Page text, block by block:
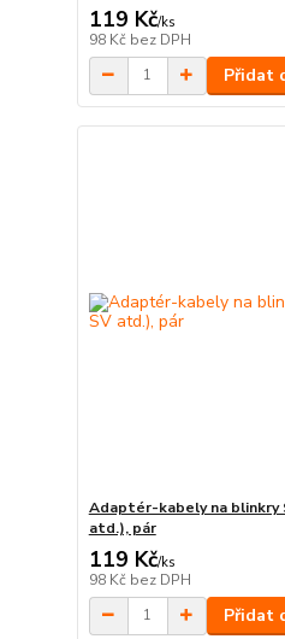
119 Kč/ks
98 Kč bez DPH
Přidat
Adaptér-kabely na blinkry
atd.), pár
119 Kč/ks
98 Kč bez DPH
Přidat